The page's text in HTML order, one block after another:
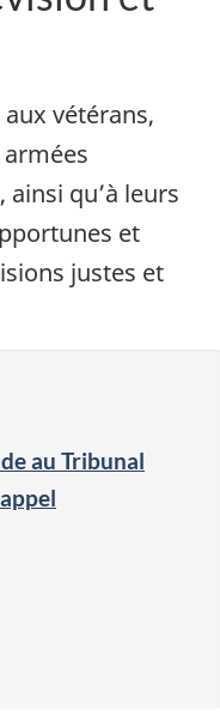
vétérans,
ainsi qu’à leurs
et
justes et
au Tribunal